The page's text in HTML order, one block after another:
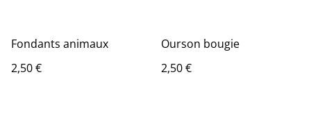
Fondants animaux
2,50 €
Ourson bougie
2,50 €